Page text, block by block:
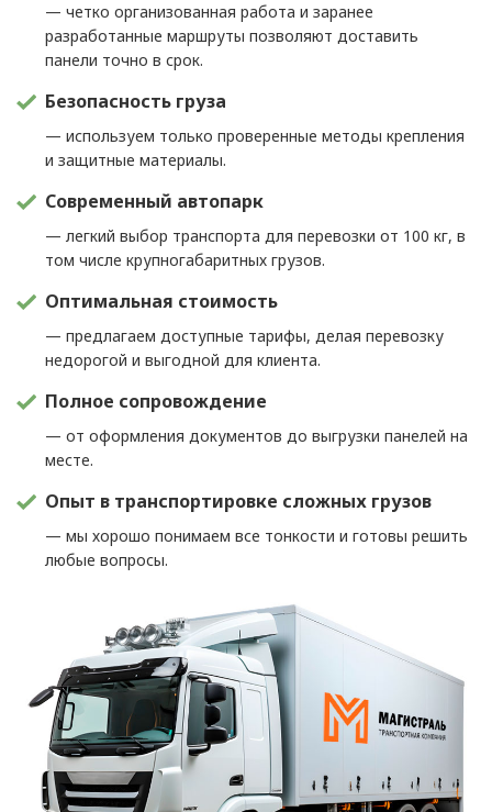
— четко организованная работа и заранее
разработанные маршруты позволяют доставить
панели точно в срок.
Безопасность груза
— используем только проверенные методы крепления
и защитные материалы.
Современный автопарк
— легкий выбор транспорта для перевозки от 100 кг, в
том числе крупногабаритных грузов.
Оптимальная стоимость
— предлагаем доступные тарифы, делая перевозку
недорогой и выгодной для клиента.
Полное сопровождение
— от оформления документов до выгрузки панелей на
месте.
Опыт в транспортировке сложных грузов
— мы хорошо понимаем все тонкости и готовы решить
любые вопросы.